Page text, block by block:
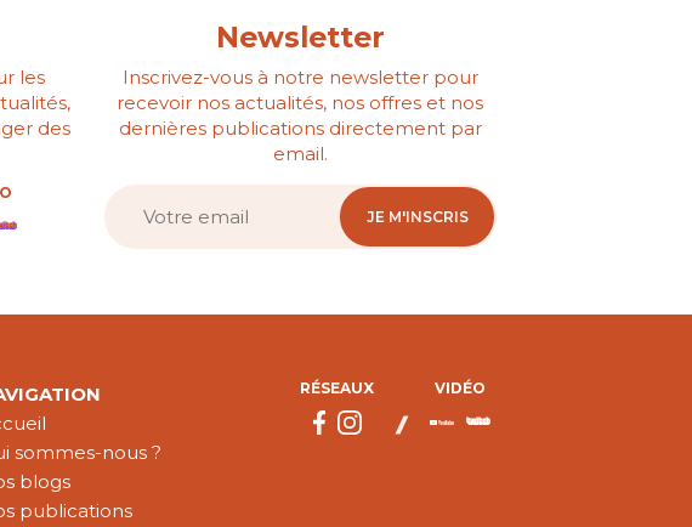
les
des
Newsletter
Inscrivez-vous à notre newsletter pour
recevoir nos actualités, nos offres et nos
dernières publications directement par
email.
JE M'INSCRIS
sommes-nous ?
blogs
publications
RÉSEAUX VIDÉO